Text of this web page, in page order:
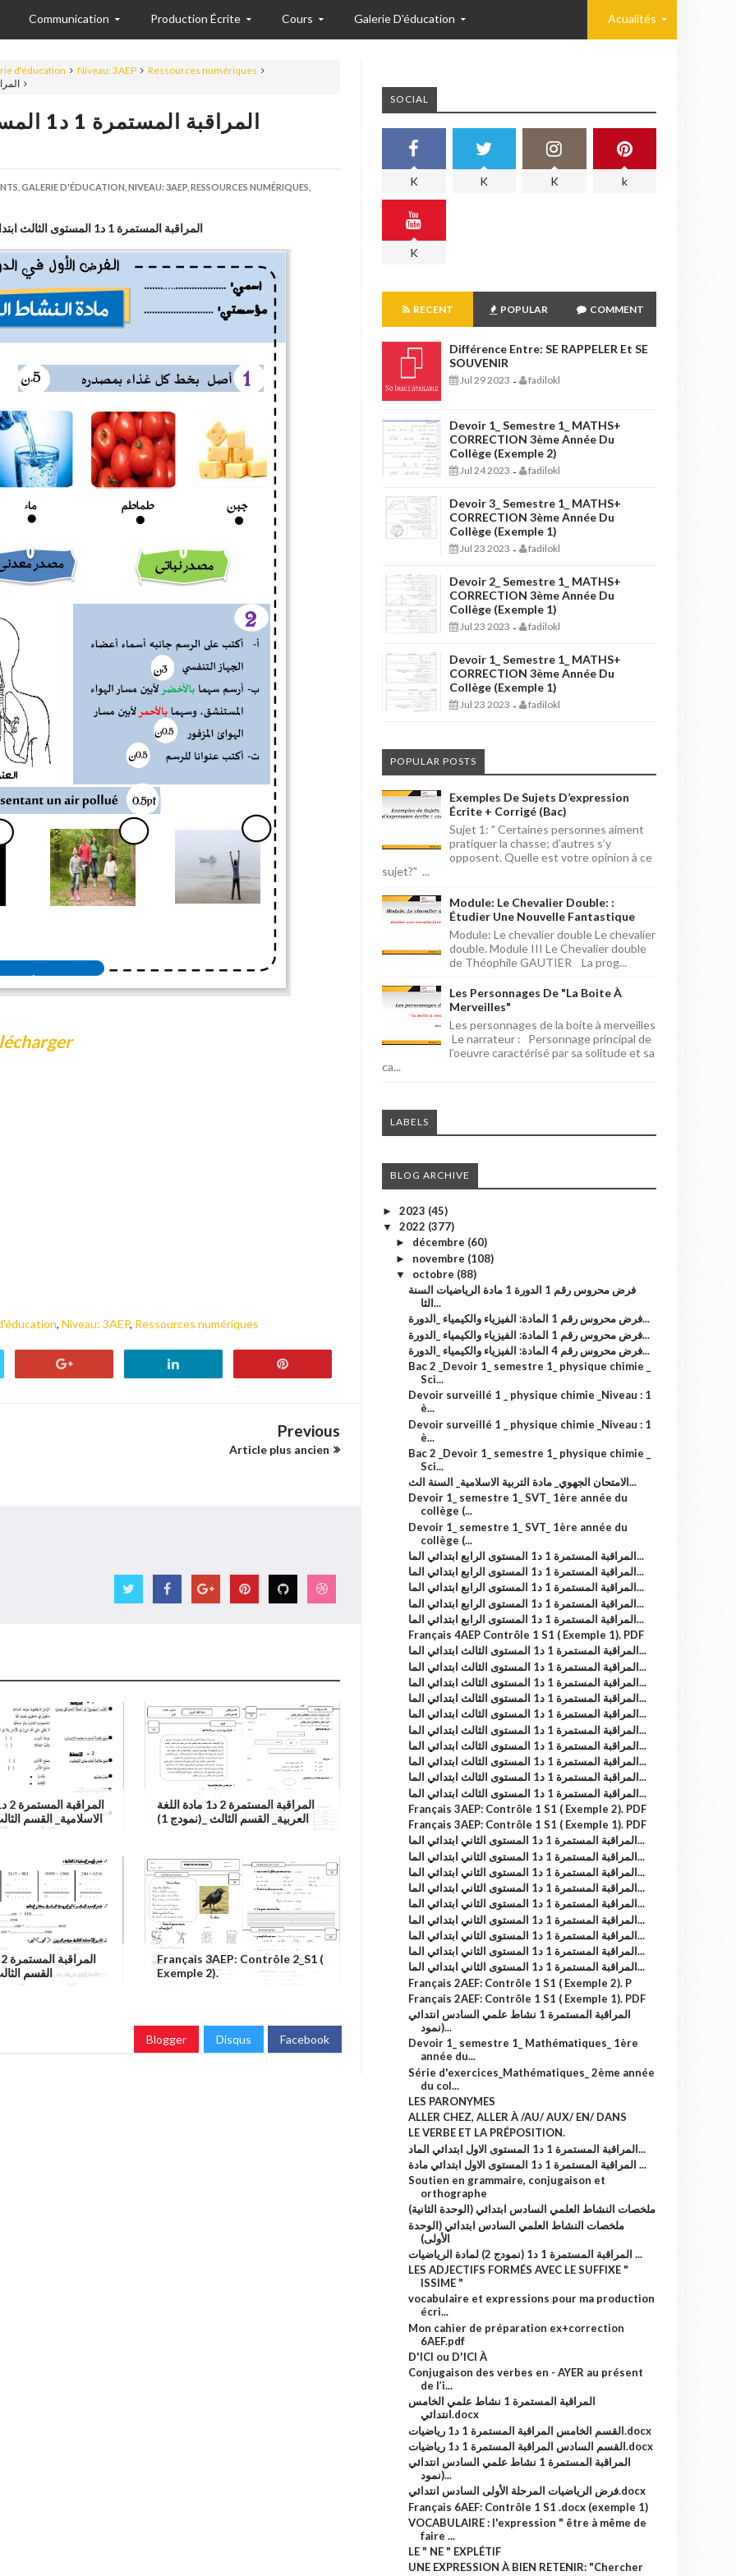
Communication Production Écrite Cours Galerie D'éducation Acualités
d'éducation Niveau: 3AEP
Ressources numériques
المراقبة
GALERIE D'ÉDUCATION, NIVEAU: 3AEP, RESSOURCES NUMÉRIQUES,
المراقبة المستمرة 1 د1 المستوى الثالث ابتدائي المادة نشاط علمي(نمودج 3)
, Niveau: 3AEP, Ressources numériques
Previous
Article plus ancien
الاسلامية_ القسم
المراقبة المستمرة 2 د1 مادة اللغة
العربية_ القسم الثالث _(نمودج 1)
القسم
Français 3AEP: Contrôle 2_S1 (
Exemple 2).
Blogger Disqus Facebook
SOCIAL
K K K k
K
RECENT POPULAR COMMENT
Différence Entre: SE RAPPELER Et SE
SOUVENIR
Jul 29 2023 - fadilokl
Devoir 1_ Semestre 1_ MATHS+
CORRECTION 3ème Année Du
Collège (Exemple 2)
Jul 24 2023 - fadilokl
Devoir 3_ Semestre 1_ MATHS+
CORRECTION 3ème Année Du
Collège (Exemple 1)
Jul 23 2023 - fadilokl
Devoir 2_ Semestre 1_ MATHS+
CORRECTION 3ème Année Du
Collège (Exemple 1)
Jul 23 2023 - fadilokl
Devoir 1_ Semestre 1_ MATHS+
CORRECTION 3ème Année Du
Collège (Exemple 1)
Jul 23 2023 - fadilokl
POPULAR POSTS
Exemples De Sujets D’expression
Écrite + Corrigé (bac)
Sujet 1: " Certaines personnes aiment
pratiquer la chasse; d’autres s’y
opposent. Quelle est votre opinion à ce
sujet?" ...
Module: Le Chevalier Double: :
Étudier Une Nouvelle Fantastique
Module: Le chevalier double Le chevalier
double. Module III Le Chevalier double
de Théophile GAUTIER La prog...
Les Personnages De "la Boite À
Merveilles"
Les personnages de la boite à merveilles
Le narrateur : Personnage principal de
l’oeuvre caractérisé par sa solitude et sa
ca...
LABELS
BLOG ARCHIVE
► 2023 (45)
▼ 2022 (377)
► décembre (60)
► novembre (108)
▼ octobre (88)
فرض محروس رقم 1 الدورة 1 مادة الرياضيات السنة
الثا...
فرض محروس رقم 1 المادة: الفيزياء والكيمياء _الدورة...
فرض محروس رقم 1 المادة: الفيزياء والكيمياء _الدورة...
فرض محروس رقم 4 المادة: الفيزياء والكيمياء _الدورة...
Bac 2 _Devoir 1_ semestre 1_ physique chimie _
Sci...
Devoir surveillé 1 _ physique chimie _Niveau : 1
è...
Devoir surveillé 1 _ physique chimie _Niveau : 1
è...
Bac 2 _Devoir 1_ semestre 1_ physique chimie _
Sci...
الامتحان الجهوي_ مادة التربية الاسلامية_ السنة الث...
Devoir 1_ semestre 1_ SVT_ 1ère année du
collège (...
Devoir 1_ semestre 1_ SVT_ 1ère année du
collège (...
المراقبة المستمرة 1 د1 المستوى الرابع ابتدائي الما...
المراقبة المستمرة 1 د1 المستوى الرابع ابتدائي الما...
المراقبة المستمرة 1 د1 المستوى الرابع ابتدائي الما...
المراقبة المستمرة 1 د1 المستوى الرابع ابتدائي الما...
المراقبة المستمرة 1 د1 المستوى الرابع ابتدائي الما...
Français 4AEP Contrôle 1 S1 ( Exemple 1). PDF
المراقبة المستمرة 1 د1 المستوى الثالث ابتدائي الما...
المراقبة المستمرة 1 د1 المستوى الثالث ابتدائي الما...
المراقبة المستمرة 1 د1 المستوى الثالث ابتدائي الما...
المراقبة المستمرة 1 د1 المستوى الثالث ابتدائي الما...
المراقبة المستمرة 1 د1 المستوى الثالث ابتدائي الما...
المراقبة المستمرة 1 د1 المستوى الثالث ابتدائي الما...
المراقبة المستمرة 1 د1 المستوى الثالث ابتدائي الما...
المراقبة المستمرة 1 د1 المستوى الثالث ابتدائي الما...
المراقبة المستمرة 1 د1 المستوى الثالث ابتدائي الما...
المراقبة المستمرة 1 د1 المستوى الثالث ابتدائي الما...
Français 3AEP: Contrôle 1 S1 ( Exemple 2). PDF
Français 3AEP: Contrôle 1 S1 ( Exemple 1). PDF
المراقبة المستمرة 1 د1 المستوى الثاني ابتدائي الما...
المراقبة المستمرة 1 د1 المستوى الثاني ابتدائي الما...
المراقبة المستمرة 1 د1 المستوى الثاني ابتدائي الما...
المراقبة المستمرة 1 د1 المستوى الثاني ابتدائي الما...
المراقبة المستمرة 1 د1 المستوى الثاني ابتدائي الما...
المراقبة المستمرة 1 د1 المستوى الثاني ابتدائي الما...
المراقبة المستمرة 1 د1 المستوى الثاني ابتدائي الما...
المراقبة المستمرة 1 د1 المستوى الثاني ابتدائي الما...
المراقبة المستمرة 1 د1 المستوى الثاني ابتدائي الما...
Français 2AEF: Contrôle 1 S1 ( Exemple 2). P
Français 2AEF: Contrôle 1 S1 ( Exemple 1). PDF
المراقبة المستمرة 1 نشاط علمي السادس انتدائي
(نمود...
Devoir 1_ semestre 1_ Mathématiques_ 1ère
année du...
Série d'exercices_Mathématiques_ 2ème année
du col...
LES PARONYMES
ALLER CHEZ, ALLER À /AU/ AUX/ EN/ DANS
LE VERBE ET LA PRÉPOSITION.
المراقبة المستمرة 1 د1 المستوى الاول ابتدائي الماد...
المراقبة المستمرة 1 د1 المستوى الاول ابتدائي مادة ...
Soutien en grammaire, conjugaison et
orthographe
ملخصات النشاط العلمي السادس ابتدائي (الوحدة الثانية)
ملخصات النشاط العلمي السادس ابتدائي (الوحدة
الأولى)
المراقبة المستمرة 1 د1 (نمودج 2) لمادة الرياضيات ...
LES ADJECTIFS FORMÉS AVEC LE SUFFIXE "
ISSIME "
vocabulaire et expressions pour ma production
écri...
Mon cahier de préparation ex+correction
6AEF.pdf
D'ICI ou D'ICI À
Conjugaison des verbes en - AYER au présent
de l’i...
المراقبة المستمرة 1 نشاط علمي الخامس
انتدائي.docx
القسم الخامس المراقبة المستمرة 1 د1 رياضيات.docx
القسم السادس المراقبة المستمرة 1 د1 رياضيات.docx
المراقبة المستمرة 1 نشاط علمي السادس انتدائي
(نمود...
فرض الرياضيات المرحلة الأولى السادس انتدائي.docx
Français 6AEF: Contrôle 1 S1 .docx (exemple 1)
VOCABULAIRE : l'expression " être à même de
faire ...
LE " NE " EXPLÉTIF
UNE EXPRESSION À BIEN RETENIR: "Chercher